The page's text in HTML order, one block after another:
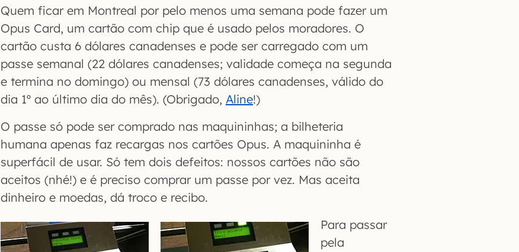
Quem ficar em Montreal por pelo menos uma semana pode fazer um
Opus Card, um cartão com chip que é usado pelos moradores. O
cartão custa 6 dólares canadenses e pode ser carregado com um
passe semanal (22 dólares canadenses; validade começa na segunda
e termina no domingo) ou mensal (73 dólares canadenses, válido do
dia 1º ao último dia do mês). (Obrigado, Aline!)
O passe só pode ser comprado nas maquininhas; a bilheteria
humana apenas faz recargas nos cartões Opus. A maquininha é
superfácil de usar. Só tem dois defeitos: nossos cartões não são
aceitos (nhé!) e é preciso comprar um passe por vez. Mas aceita
dinheiro e moedas, dá troco e recibo.
Para passar
pela